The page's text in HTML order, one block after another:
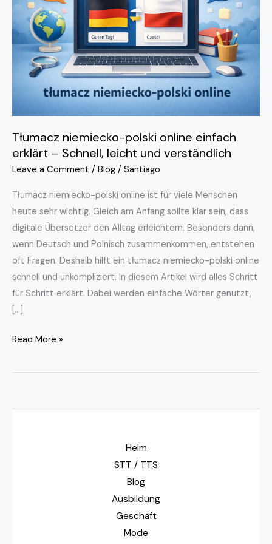
Tłumacz niemiecko-polski online einfach
erklärt – Schnell, leicht und verständlich
Leave a Comment / Blog / Santiago
Tłumacz niemiecko-polski online ist für viele Menschen
heute sehr wichtig. Gleich am Anfang sollte klar sein, dass
digitale Übersetzer den Alltag erleichtern. Besonders dann,
wenn Deutsch und Polnisch zusammenkommen, entstehen
oft Fragen. Deshalb hilft ein tłumacz niemiecko-polski online
schnell und unkompliziert. In diesem Artikel wird alles Schritt
für Schritt erklärt. Dabei werden einfache Wörter genutzt,
[…]
online
einfach
erklärt
Schnell,
Read More »
Heim
STT / TTS
Blog
Ausbildung
Geschäft
Mode